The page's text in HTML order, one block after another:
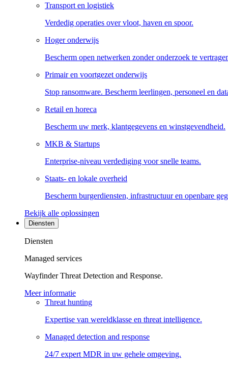
Transport en logistiek
Verdedig operaties over vloot, haven en spoor.
Hoger onderwijs
Bescherm open netwerken zonder onderzoek te
Primair en voortgezet onderwijs
Stop ransomware. Bescherm leerlingen, personeel en
Retail en horeca
Bescherm uw merk, klantgegevens en winstgevendheid.
MKB & Startups
Enterprise-niveau verdediging voor snelle teams.
Staats- en lokale overheid
Bescherm burgerdiensten, infrastructuur en openbare
Bekijk alle oplossingen
Diensten
Diensten
Managed services
Wayfinder Threat Detection and Response.
Meer informatie
Threat hunting
Expertise van wereldklasse en threat intelligence.
Managed detection and response
24/7 expert MDR in uw gehele omgeving.